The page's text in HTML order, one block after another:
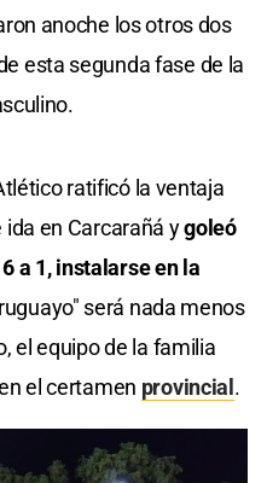
anoche los otros dos
esta segunda fase de la
ratificó la ventaja
ida en Carcarañá ygoleó
a 1, instalarse en la
será nada menos
el equipo de la familia
el certamen provincial .